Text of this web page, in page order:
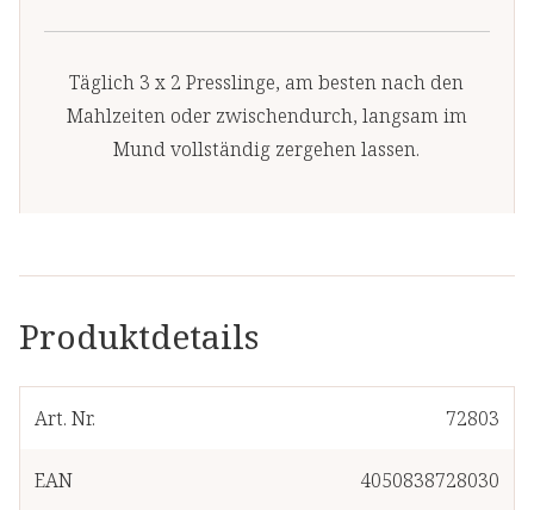
Täglich 3 x 2 Presslinge, am besten nach den
Mahlzeiten oder zwischendurch, langsam im
Mund vollständig zergehen lassen.
Produktdetails
Art. Nr. 72803
EAN 4050838728030